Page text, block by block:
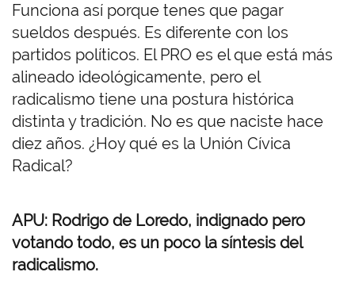
Funciona así porque tenes que pagar
sueldos después. Es diferente con los
partidos políticos. El PRO es el que está más
alineado ideológicamente, pero el
radicalismo tiene una postura histórica
distinta y tradición. No es que naciste hace
diez años. ¿Hoy qué es la Unión Cívica
Radical?
APU: Rodrigo de Loredo, indignado pero
votando todo, es un poco la síntesis del
radicalismo.